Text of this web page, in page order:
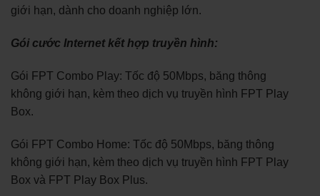
giới hạn, dành cho doanh nghiệp lớn.
Gói cước Internet kết hợp truyền hình:
Gói FPT Combo Play: Tốc độ 50Mbps, băng thông
không giới hạn, kèm theo dịch vụ truyền hình FPT Play
Box.
Gói FPT Combo Home: Tốc độ 50Mbps, băng thông
không giới hạn, kèm theo dịch vụ truyền hình FPT Play
Box và FPT Play Box Plus.